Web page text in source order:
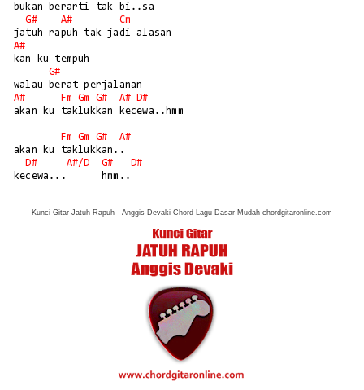
bukan berarti tak bi..sa
G#
A#
Cm
A#
kan ku tempuh
G#
A#
Fm Gm G# A#
D#
akan ku taklukkan kecewa..hmm
Fm Gm G#
A#
akan ku taklukkan..
D#
A#/ D G#
D#
kecewa...      hmm..
Kunci Gitar Jatuh Rapuh - Anggis Devaki Chord Lagu Dasar Mudah chordgitaronline.com